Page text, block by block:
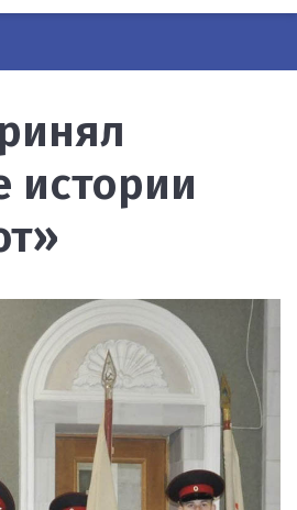
истории